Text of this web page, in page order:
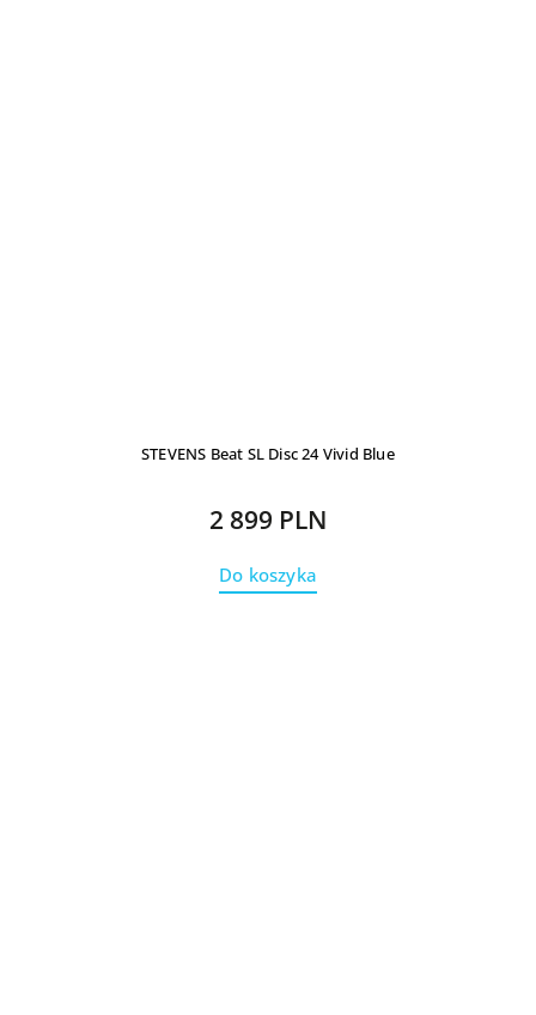
STEVENS Beat SL Disc 24 Vivid Blue
2 899 PLN
Do koszyka